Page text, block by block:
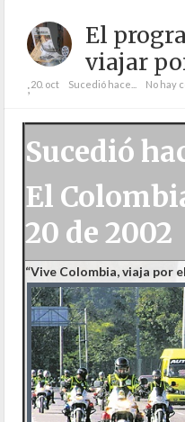
El
viajar
;20. oct Sucedió hace... No hay
Sucedió
El
20 de 2002
“Vive Colombia, viaja por